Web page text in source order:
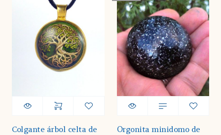
Colgante árbol celta de
Orgonita minidomo de